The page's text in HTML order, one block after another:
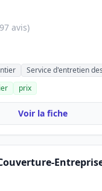
avis)
Service d'entretien
prix
Voir la fiche